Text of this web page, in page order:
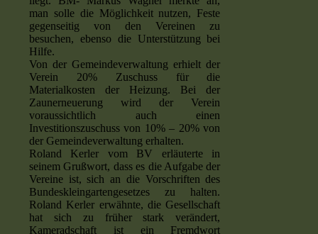
man solle die Möglichkeit nutzen, Feste
gegenseitig von den Vereinen zu
besuchen, ebenso die Unterstützung bei
Hilfe.
Von der Gemeindeverwaltung erhielt der
Verein 20% Zuschuss für die
Materialkosten der Heizung. Bei der
Zaunerneuerung wird der Verein
voraussichtlich auch einen
Investitionszuschuss von 10% – 20% von
der Gemeindeverwaltung erhalten.
Roland Kerler vom BV erläuterte in
seinem Grußwort, dass es die Aufgabe der
Vereine ist, sich an die Vorschriften des
Bundeskleingartengesetzes zu halten.
Roland Kerler erwähnte, die Gesellschaft
hat sich zu früher stark verändert,
Kameradschaft ist ein Fremdwort